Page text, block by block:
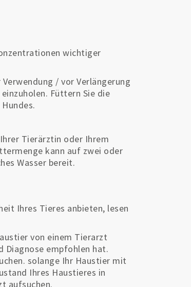
wichtiger
/ vor Verlängerung
Füttern Sie die
Tierärztin oder Ihrem
kann auf zwei oder
Wasser bereit.
Ihres Tieres anbieten, lesen
von einem Tierarzt
Diagnose empfohlen hat.
solange Ihr Haustier mit
Ihres Haustieres in
aufsuchen.